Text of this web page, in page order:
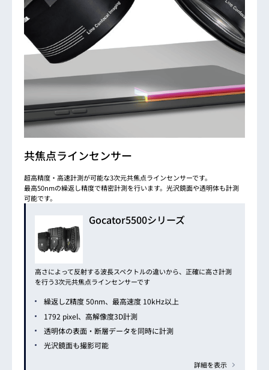
共焦点ラインセンサー
超高精度・高速計測が可能な3次元共焦点ラインセンサーです。
最高50nmの繰返し精度で精密計測を行います。光沢鏡面や透明体も計測
可能です。
Gocator5500シリーズ
高さによって反射する波長スペクトルの違いから、正確に高さ計測
を行う3次元共焦点ラインセンサーです
繰返しZ精度 50nm、最高速度 10kHz以上
1792 pixel、高解像度3D計測
透明体の表面・断層データを同時に計測
光沢鏡面も撮影可能
詳細を表示